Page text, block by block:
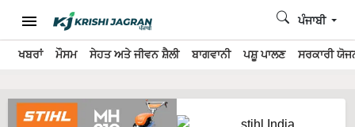
ਖਬਰਾਂ ਮੌਸਮ ਸੇਹਤ ਅਤੇ ਜੀਵਨ ਸ਼ੈਲੀ ਬਾਗਵਾਨੀ ਪਸ਼ੂ ਪਾਲਣ ਸਰਕਾਰੀ
ਪੰਜਾਬੀ